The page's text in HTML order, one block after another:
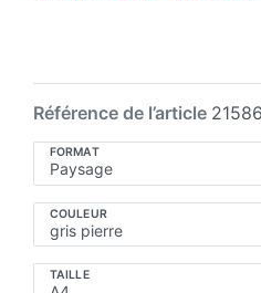
Référence de l’article 21586
FORMAT
COULEUR
TAILLE